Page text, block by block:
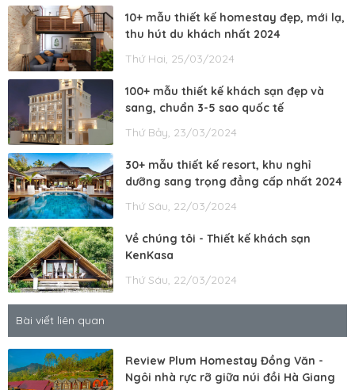
10+ mẫu thiết kế homestay đẹp, mới lạ,
thu hút du khách nhất 2024
Thứ Hai, 25/03/2024
100+ mẫu thiết kế khách sạn đẹp và
sang, chuẩn 3-5 sao quốc tế
Thứ Bảy, 23/03/2024
30+ mẫu thiết kế resort, khu nghỉ
dưỡng sang trọng đẳng cấp nhất 2024
Thứ Sáu, 22/03/2024
Về chúng tôi - Thiết kế khách sạn
KenKasa
Thứ Sáu, 22/03/2024
Bài viết liên quan
Review Plum Homestay Đồng Văn -
Ngôi nhà rực rỡ giữa núi đồi Hà Giang